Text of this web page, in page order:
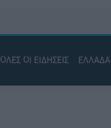
ΟΛΕΣ ΟΙ ΕΙΔΗΣΕΙΣ ΕΛΛΑΔΑ